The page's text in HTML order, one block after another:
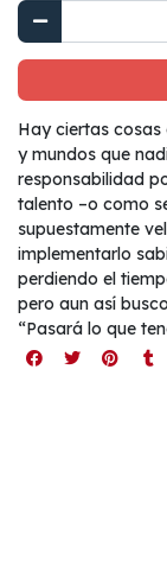
Hay ciertas
y mundos que
responsabilidad
talento –o como
supuestamente
implementarlo
perdiendo el
pero aun así
“Pasará lo que